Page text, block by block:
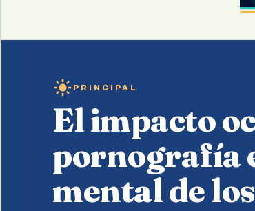
PRINCIPAL
El impacto
pornografía
mental de